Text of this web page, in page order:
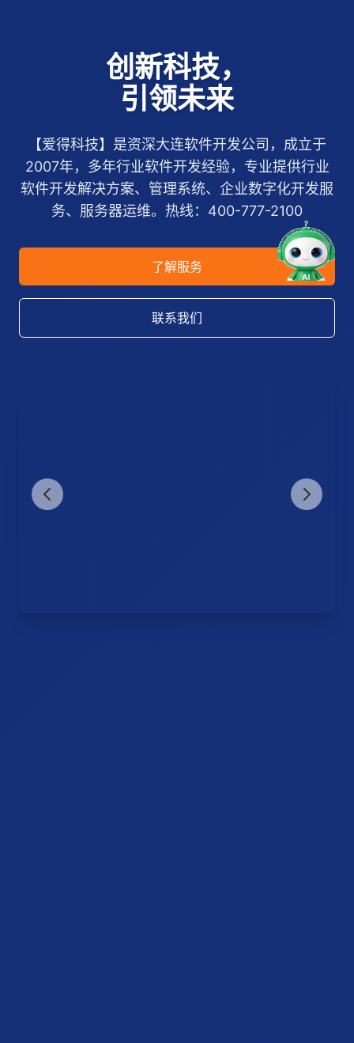
创新科技，
引领未来
【爱得科技】是资深大连软件开发公司，成立于
2007年，多年行业软件开发经验，专业提供行业
软件开发解决方案、管理系统、企业数字化开发服
务、服务器运维。热线：400-777-2100
了解服务
联系我们